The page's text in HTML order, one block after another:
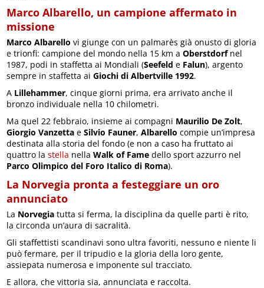
Marco Albarello, un campione affermato in
missione
Marco Albarello vi giunge con un palmarès già onusto di gloria
e trionfi: campione del mondo nella 15 km aOberstdorfnel
1987, podi in staffetta ai Mondiali (Seefeld e Falun), argento
sempre in staffetta aiGiochi di Albertville 1992.
A Lillehammer, cinque giorni prima, era arrivato anche il
bronzo individuale nella 10 chilometri.
Ma quel 22 febbraio, insieme ai compagni Maurilio De Zolt,
Giorgio Vanzetta eSilvio Fauner,Albarello compie un’impresa
destinata alla storia del fondo (e non a caso ha fruttato ai
quattro lastella nellaWalk of Fame dello sport azzurro nel
Parco Olimpico del Foro Italico di Roma).
La Norvegia pronta a festeggiare un oro
annunciato
La Norvegia tutta si ferma, la disciplina da quelle parti è rito,
la circonda un’aura di sacralità.
Gli staffettisti scandinavi sono ultra favoriti, nessuno e niente li
può fermare, per il tripudio e la gloria della loro gente,
assiepata numerosa e imponente sul tracciato.
E allora, che vittoria sia, annunciata e raccolta.